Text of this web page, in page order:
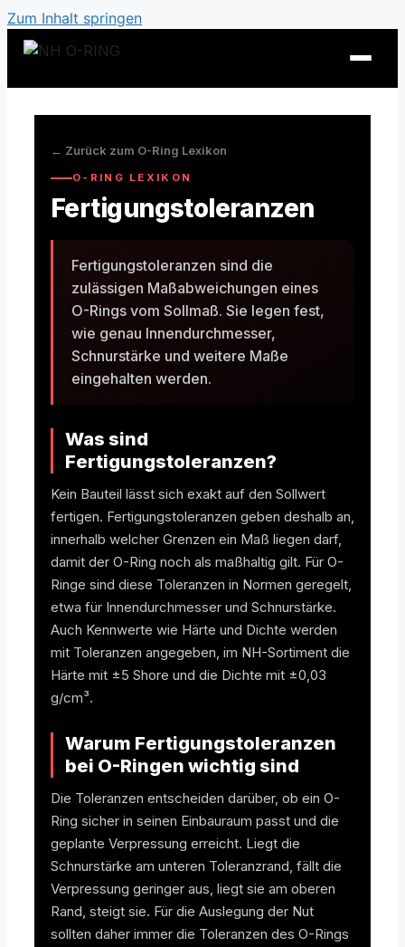
Zum Inhalt springen
O-Ring Tabellen
O-Ring Beständigkeiten
O-Ring Nutberechnung
O-Ring Toleranzen
O-Ring Lexikon
← Zurück zum O-Ring Lexikon
O-RING LEXIKON
Fertigungstoleranzen
Fertigungstoleranzen sind die
zulässigen Maßabweichungen eines
O-Rings vom Sollmaß. Sie legen fest,
wie genau Innendurchmesser,
Schnurstärke und weitere Maße
eingehalten werden.
Was sind
Fertigungstoleranzen?
Kein Bauteil lässt sich exakt auf den Sollwert
fertigen. Fertigungstoleranzen geben deshalb an,
innerhalb welcher Grenzen ein Maß liegen darf,
damit der O-Ring noch als maßhaltig gilt. Für O-
Ringe sind diese Toleranzen in Normen geregelt,
etwa für Innendurchmesser und Schnurstärke.
Auch Kennwerte wie Härte und Dichte werden
mit Toleranzen angegeben, im NH-Sortiment die
Härte mit ±5 Shore und die Dichte mit ±0,03
g/cm³.
Warum Fertigungstoleranzen
bei O-Ringen wichtig sind
Die Toleranzen entscheiden darüber, ob ein O-
Ring sicher in seinen Einbauraum passt und die
geplante Verpressung erreicht. Liegt die
Schnurstärke am unteren Toleranzrand, fällt die
Verpressung geringer aus, liegt sie am oberen
Rand, steigt sie. Für die Auslegung der Nut
sollten daher immer die Toleranzen des O-Rings